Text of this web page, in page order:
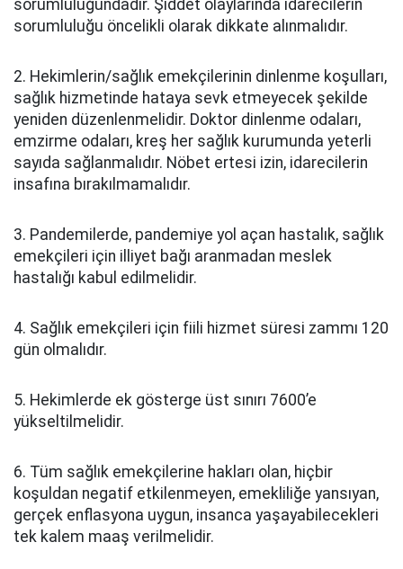
sorumluluğundadır. Şiddet olaylarında idarecilerin
sorumluluğu öncelikli olarak dikkate alınmalıdır.
2. Hekimlerin/sağlık emekçilerinin dinlenme koşulları,
sağlık hizmetinde hataya sevk etmeyecek şekilde
yeniden düzenlenmelidir. Doktor dinlenme odaları,
emzirme odaları, kreş her sağlık kurumunda yeterli
sayıda sağlanmalıdır. Nöbet ertesi izin, idarecilerin
insafına bırakılmamalıdır.
3. Pandemilerde, pandemiye yol açan hastalık, sağlık
emekçileri için illiyet bağı aranmadan meslek
hastalığı kabul edilmelidir.
4. Sağlık emekçileri için fiili hizmet süresi zammı 120
gün olmalıdır.
5. Hekimlerde ek gösterge üst sınırı 7600’e
yükseltilmelidir.
6. Tüm sağlık emekçilerine hakları olan, hiçbir
koşuldan negatif etkilenmeyen, emekliliğe yansıyan,
gerçek enflasyona uygun, insanca yaşayabilecekleri
tek kalem maaş verilmelidir.